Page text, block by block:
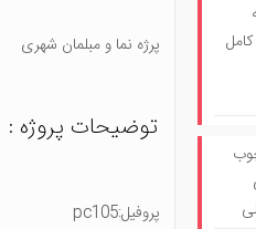
پرژه نما و مبلمان شهری
توضیحات پروژه :
پروفیل:pc105